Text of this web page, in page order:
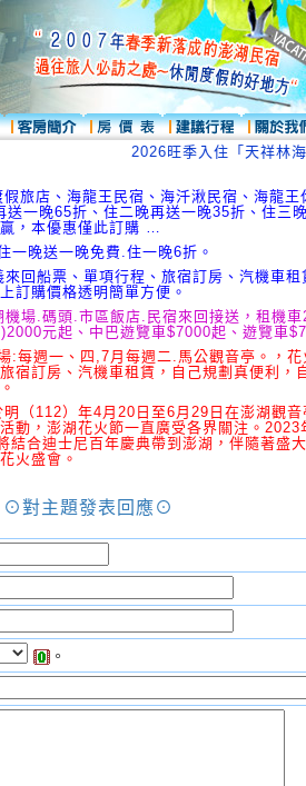
2026旺季入住「天祥林海
旅店、海龍王民宿、海汘湫民宿、海龍王
一晚65折、住二晚再送一晚35折、住三
，本優惠僅此訂購 …
晚送一晚免費.住一晚6折。
回船票、單項行程、旅宿訂房、汽機車租
訂購價格透明簡單方便。
場.碼頭.市區飯店.民宿來回接送，租機
元起、中巴遊覽車$7000起、遊覽車
:每週一、四,7月每週二.馬公觀音亭。，花
宿訂房、汽機車租賃，自己規劃真便利，
（112）年4月20日至6月29日在澎湖觀音
動，澎湖花火節一直廣受各界關注。2023
結合迪士尼百年慶典帶到澎湖，伴隨著盛
火盛會。
⊙對主題發表回應⊙
。